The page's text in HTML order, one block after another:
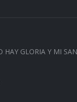
GLORIA Y MI